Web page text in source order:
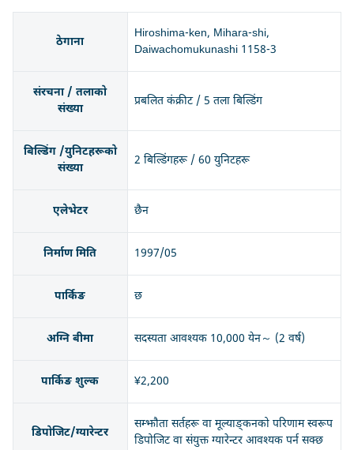
ठेगाना
Hiroshima-ken, Mihara-shi,
Daiwachomukunashi 1158-3
संरचना / तलाको
संख्या
प्रबलित कंक्रीट / 5 तला बिल्डिंग
बिल्डिंग /युनिटहरूको
संख्या
2 बिल्डिंगहरू / 60 युनिटहरू
एलेभेटर छैन
निर्माण मिति 1997/05
पार्किङ छ
अग्नि बीमा सदस्यता आवश्यक 10,000 येन～ (2 वर्ष)
पार्किङ शुल्क ¥2,200
डिपोजिट/ग्यारेन्टर
सम्झौता सर्तहरू वा मूल्याङ्कनको परिणाम स्वरूप
डिपोजिट वा संयुक्त ग्यारेन्टर आवश्यक पर्न सक्छ